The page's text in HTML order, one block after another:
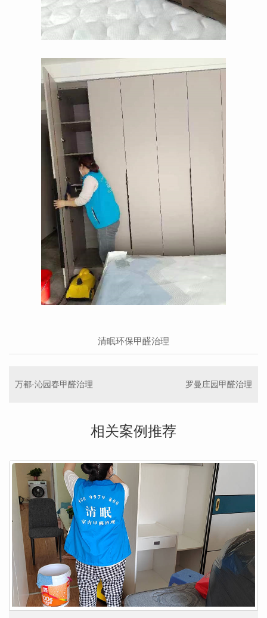
清眠环保甲醛治理
万都·沁园春甲醛治理 罗曼庄园甲醛治理
相关案例推荐